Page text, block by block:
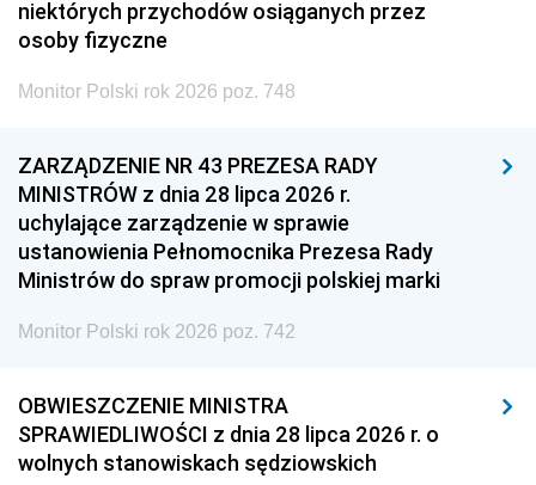
niektórych przychodów osiąganych przez
osoby fizyczne
Monitor Polski rok 2026 poz. 748
ZARZĄDZENIE NR 43 PREZESA RADY
MINISTRÓW z dnia 28 lipca 2026 r.
uchylające zarządzenie w sprawie
ustanowienia Pełnomocnika Prezesa Rady
Ministrów do spraw promocji polskiej marki
Monitor Polski rok 2026 poz. 742
OBWIESZCZENIE MINISTRA
SPRAWIEDLIWOŚCI z dnia 28 lipca 2026 r. o
wolnych stanowiskach sędziowskich